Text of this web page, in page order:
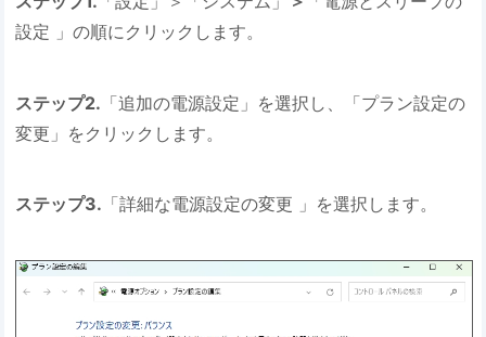
設定 」の順にクリックします。
ステップ2. 「追加の電源設定」を選択し、「プラン設定の
変更」をクリックします。
ステップ3. 「詳細な電源設定の変更 」を選択します。